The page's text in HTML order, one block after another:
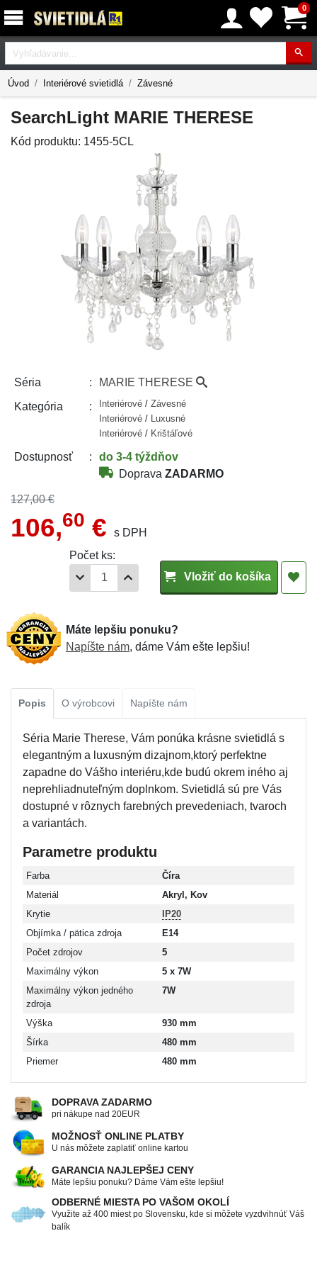
0
Vyhľadávanie
Úvod Interiérové svietidlá Závesné
SearchLight MARIE THERESE
Kód produktu: 1455-5CL
Séria MARIE THERESE
Kategória Interiérové / Závesné
Interiérové / Luxusné
Interiérové / Krištáľové
Dostupnosť
do 3-4 týždňov
Doprava ZADARMO
127,00 €
106,60 €
s DPH
Počet ks:
Vložiť do košíka
Máte lepšiu ponuku?
Napíšte nám, dáme Vám ešte lepšiu!
Popis O výrobcovi Napíšte nám
Séria Marie Therese, Vám ponúka krásne svietidlá s
elegantným a luxusným dizajnom,ktorý perfektne
zapadne do Vášho interiéru,kde budú okrem iného aj
neprehliadnuteľným doplnkom. Svietidlá sú pre Vás
dostupné v rôznych farebných prevedeniach, tvaroch
a variantách.
Parametre produktu
Farba
Číra
Materiál
Akryl, Kov
Krytie
IP20
Objímka / pätica zdroja
E14
Počet zdrojov
5
Maximálny výkon
5 x 7W
Maximálny výkon jedného
zdroja
7W
Výška
930 mm
Šírka
480 mm
Priemer
480 mm
DOPRAVA ZADARMO
pri nákupe nad 20EUR
MOŽNOSŤ ONLINE PLATBY
U nás môžete zaplatiť online kartou
GARANCIA NAJLEPŠEJ CENY
Máte lepšiu ponuku? Dáme Vám ešte lepšiu!
ODBERNÉ MIESTA PO VAŠOM OKOLÍ
Využite až 400 miest po Slovensku, kde si môžete vyzdvihnúť Váš
balík